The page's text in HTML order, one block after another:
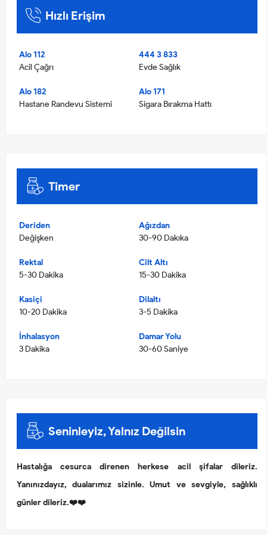
Hızlı Erişim
Alo 112
Acil Çağrı
444 3 833
Evde Sağlık
Alo 182
Hastane Randevu Sistemi
Alo 171
Sigara Bırakma Hattı
Timer
Deriden
Değişken
Ağızdan
30-90 Dakıka
Rektal
5-30 Dakika
Cilt Altı
15-30 Dakika
Kasiçi
10-20 Dakika
Dilaltı
3-5 Dakika
İnhalasyon
3 Dakika
Damar Yolu
30-60 Saniye
Seninleyiz, Yalnız Değilsin
Hastalığa cesurca direnen herkese acil şifalar dileriz.
Yanınızdayız, dualarımız sizinle. Umut ve sevgiyle, sağlıklı
günler dileriz.❤️❤️